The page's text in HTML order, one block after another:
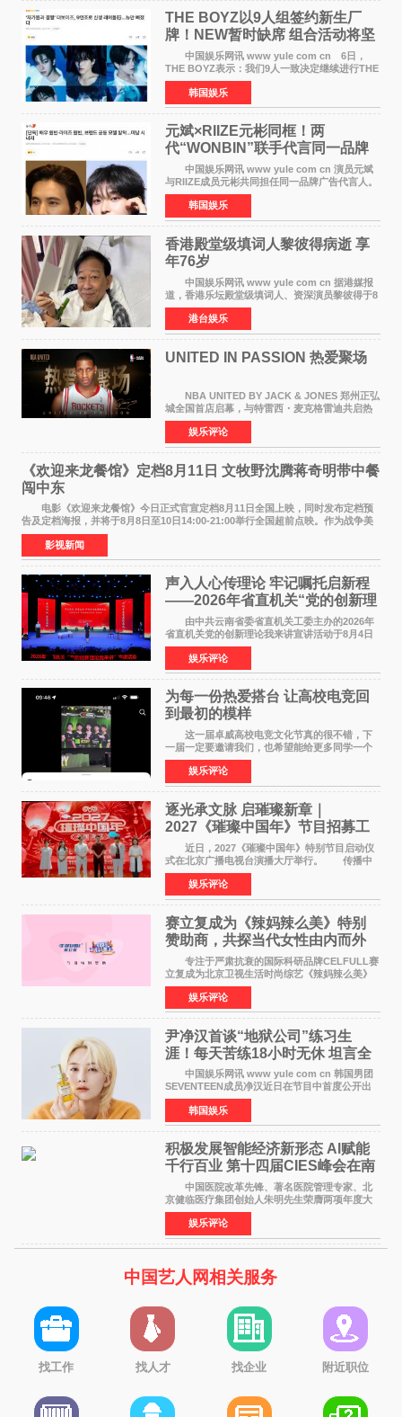
THE BOYZ以9人组签约新生厂
牌！NEW暂时缺席 组合活动将坚
定不移继续
中国娱乐网讯 www yule com cn 6日，
THE BOYZ表示：我们9人一致决定继续进行THE
BOYZ组合活动，并且已经完成了组合团体活动
签约。目前正在新生厂牌下进行活动准备。尚未
离开THE BOYZ原所
韩国娱乐
元斌×RIIZE元彬同框！两
代“WONBIN”联手代言同一品牌
颜值天花板合体
中国娱乐网讯 www yule com cn 演员元斌
与RIIZE成员元彬共同担任同一品牌广告代言人。
6日据独家报道，继演员元斌之后，RIIZE元彬最
近也被选为某在线中介平台A公司的共同广告代言
人，两人将作
韩国娱乐
香港殿堂级填词人黎彼得病逝 享
年76岁​
中国娱乐网讯 www yule com cn 据港媒报
道，香港乐坛殿堂级填词人、资深演员黎彼得于8
月5日上午因病离世，终年76岁。好友钟志光透
露，黎彼得今年3月中风后便卧床休养，身体机能
持续衰退，最
港台娱乐
UNITED IN PASSION 热爱聚场
NBA UNITED BY JACK & JONES 郑州正弘
城全国首店启幕，与特雷西・麦克格雷迪共启热
爱 2026 年7 月21 日，
NBAUNITEDBYJACK&JONES 全国首店，于郑
州正弘城正式启幕。NBA 传奇球星
娱乐评论
《欢迎来龙餐馆》定档8月11日 文牧野沈腾蒋奇明带中餐
闯中东
电影《欢迎来龙餐馆》今日正式官宣定档8月11日全国上映，同时发布定档预
告及定档海报，并将于8月8日至10日14:00-21:00举行全国超前点映。作为战争美
食大片，影片讲述的是中国厨师徐福（沈腾
影视新闻
声入人心传理论 牢记嘱托启新程
——2026年省直机关“党的创新理
论我来讲”宣讲活动圆满落幕
由中共云南省委省直机关工委主办的2026年
省直机关党的创新理论我来讲宣讲活动于8月4日
至5日在昆明举办。活动以 "牢记嘱托 感恩奋进
开创云南发展新局面 "为主题，坚持以新时代中国
特色社会主义
娱乐评论
为每一份热爱搭台 让高校电竞回
到最初的模样
这一届卓威高校电竞文化节真的很不错，下
一届一定要邀请我们，也希望能给更多同学一个
来到现场的机会。 2026卓威高校电竞文化节
已经落下帷幕，在活动结束后，仍有不少高校电
竞社负责人和现
娱乐评论
逐光承文脉 启璀璨新章｜
2027《璀璨中国年》节目招募工
作圆满启动
近日，2027《璀璨中国年》特别节目启动仪
式在北京广播电视台演播大厅举行。 传播中
华优秀传统文化，弘扬纯正国风艺术，打造高规
格、高质感、正能量的文艺盛典，是璀璨中国年
矢志不渝的初心
娱乐评论
赛立复成为《辣妈辣么美》特别
赞助商，共探当代女性由内而外
活力美
专注于严肃抗衰的国际科研品牌CELFULL赛
立复成为北京卫视生活时尚综艺《辣妈辣么美》
的特别赞助商,明星辣妈袁咏仪倾情参与，向广大
都市女性传递健康生活新主张，寄语当代女性在
家庭与自我之间
娱乐评论
尹净汉首谈“地狱公司”练习生
涯！每天苦练18小时无休 坦言全
靠成员撑过来
中国娱乐网讯 www yule com cn 韩国男团
SEVENTEEN成员净汉近日在节目中首度公开出
道前的残酷练习生经历，并提及经纪公司Pledis
娱乐，引发广泛关注。 在8月2日播出的日本
TBS综艺节目《周
韩国娱乐
积极发展智能经济新形态 Al赋能
千行百业 第十四届CIES峰会在南
京盛大召开
中国医院改革先锋、著名医院管理专家、北
京健临医疗集团创始人朱明先生荣膺两项年度大
奖 2026年7月31日，盛夏金陵，长江之畔，
以重落地·真务实·强链接为主题的2026&lsquo;人
工智能+&rsquo
娱乐评论
中国艺人网相关服务
找工作 找人才 找企业 附近职位